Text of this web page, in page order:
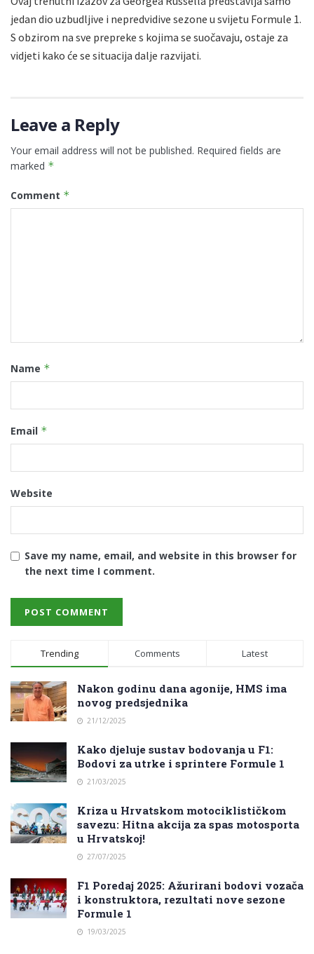
jedan dio uzbudljive i nepredvidive sezone u svijetu Formule 1.
S obzirom na sve prepreke s kojima se suočavaju, ostaje za
vidjeti kako će se situacija dalje razvijati.
Leave a Reply
Your email address will not be published. Required fields are
marked *
Comment *
Name *
Email *
Website
Save my name, email, and website in this browser for
the next time I comment.
Trending Comments Latest
Nakon godinu dana agonije, HMS ima
novog predsjednika
21/12/2025
Kako djeluje sustav bodovanja u F1:
Bodovi za utrke i sprintere Formule 1
21/03/2025
Kriza u Hrvatskom motociklističkom
savezu: Hitna akcija za spas motosporta
u Hrvatskoj!
27/07/2025
F1 Poredaj 2025: Ažurirani bodovi vozača
i konstruktora, rezultati nove sezone
Formule 1
19/03/2025